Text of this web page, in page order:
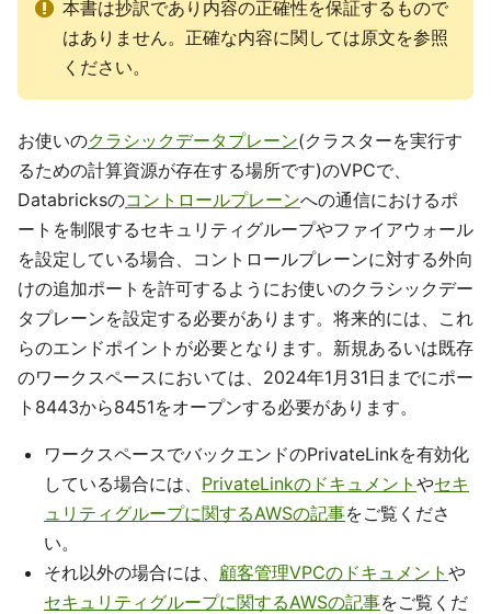
本書は抄訳であり内容の正確性を保証するもので
はありません。正確な内容に関しては原文を参照
ください。
お使いのクラシックデータプレーン(クラスターを実行す
るための計算資源が存在する場所です)のVPCで、
Databricksのコントロールプレーンへの通信におけるポ
ートを制限するセキュリティグループやファイアウォール
を設定している場合、コントロールプレーンに対する外向
けの追加ポートを許可するようにお使いのクラシックデー
タプレーンを設定する必要があります。将来的には、これ
らのエンドポイントが必要となります。新規あるいは既存
のワークスペースにおいては、2024年1月31日までにポー
ト8443から8451をオープンする必要があります。
ワークスペースでバックエンドのPrivateLinkを有効化
している場合には、 PrivateLinkのドキュメント やセキ
ュリティグループに関するAWSの記事をご覧くださ
い。
それ以外の場合には、 顧客管理VPCのドキュメント や
セキュリティグループに関するAWSの記事をご覧くだ